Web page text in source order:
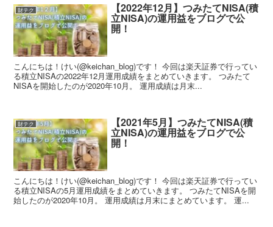
財テク 【2022年12月】つみたてNISA(積
立NISA)の運用益をブログで公
開！
こんにちは！けい(@keichan_blog)です！ 今回は楽天証券で行ってい
る積立NISAの2022年12月運用成績をまとめていきます。 つみたて
NISAを開始したのが2020年10月。 運用成績は月末...
財テク 【2021年5月】つみたてNISA(積
立NISA)の運用益をブログで公
開！
こんにちは！けい(@keichan_blog)です！ 今回は楽天証券で行ってい
る積立NISAの5月運用成績をまとめていきます。 つみたてNISAを開
始したのが2020年10月。 運用成績は月末にまとめています。 運...